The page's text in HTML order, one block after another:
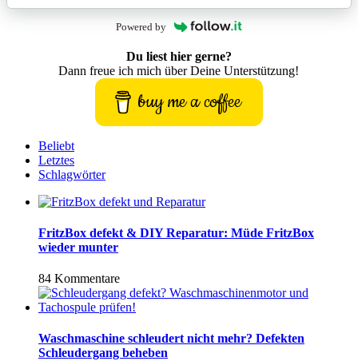
Powered by
Du liest hier gerne?
Dann freue ich mich über Deine Unterstützung!
buy me a coffee
Beliebt
Letztes
Schlagwörter
FritzBox defekt & DIY Reparatur: Müde FritzBox
wieder munter
84 Kommentare
Waschmaschine schleudert nicht mehr? Defekten
Schleudergang beheben